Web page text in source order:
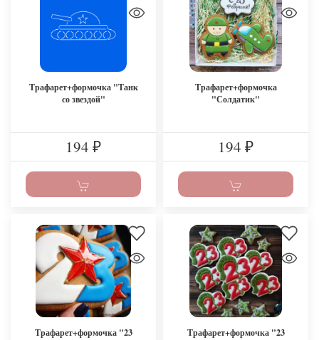
Трафарет+формочка "Танк
со звездой"
194 ₽
Трафарет+формочка
"Солдатик"
194 ₽
Трафарет+формочка "23
Трафарет+формочка "23